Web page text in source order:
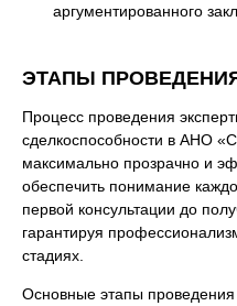
аргументированного
ЭТАПЫ
Процесс проведения
сделкоспособности в АНО
максимально прозрачно и
обеспечить понимание
первой консультации до
гарантируя
стадиях.
Основные этапы